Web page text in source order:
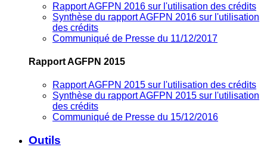
Rapport AGFPN 2016 sur l'utilisation des crédits
Synthèse du rapport AGFPN 2016 sur l'utilisation
des crédits
Communiqué de Presse du 11/12/2017
Rapport AGFPN 2015
Rapport AGFPN 2015 sur l'utilisation des crédits
Synthèse du rapport AGFPN 2015 sur l'utilisation
des crédits
Communiqué de Presse du 15/12/2016
Outils